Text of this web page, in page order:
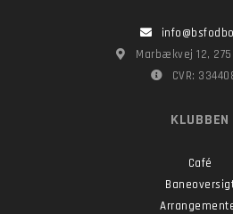
Marbækvej 12,
CVR:
KLUBBEN
Café